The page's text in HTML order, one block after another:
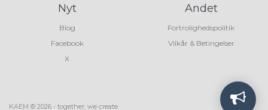
Nyt
Blog
Facebook
X
Andet
Fortrolighedspolitik
Vilkår & Betingelser
KAEM © 2026 - together, we create